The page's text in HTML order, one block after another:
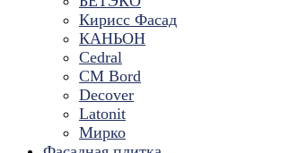
Кирисс Фасад
КАНЬОН
Cedral
CM Bord
Decover
Latonit
Мирко